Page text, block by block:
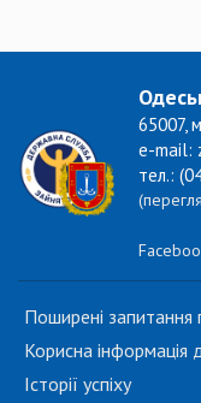
65007,
e-mail:
тел.:
Поширені запитання
Корисна інформація
Історії успіху